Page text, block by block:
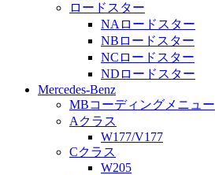
ロードスター
NAロードスター
NBロードスター
NCロードスター
NDロードスター
Mercedes-Benz
MBコーディングメニュー
Aクラス
W177/V177
Cクラス
W205